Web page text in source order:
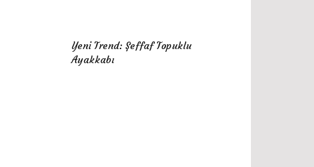
Yeni Trend: Şeffaf Topuklu
Ayakkabı